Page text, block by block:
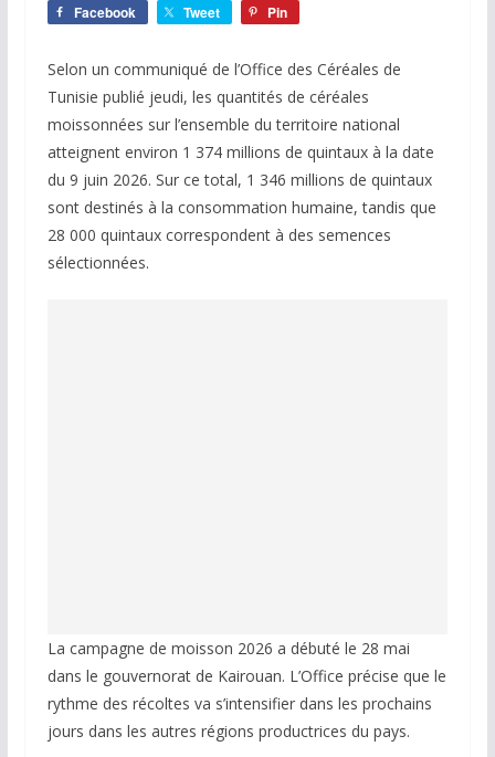
Facebook Tweet Pin
Selon un communiqué de l’Office des Céréales de
Tunisie publié jeudi, les quantités de céréales
moissonnées sur l’ensemble du territoire national
atteignent environ 1 374 millions de quintaux à la date
du 9 juin 2026. Sur ce total, 1 346 millions de quintaux
sont destinés à la consommation humaine, tandis que
28 000 quintaux correspondent à des semences
sélectionnées.
La campagne de moisson 2026 a débuté le 28 mai
dans le gouvernorat de Kairouan. L’Office précise que le
rythme des récoltes va s’intensifier dans les prochains
jours dans les autres régions productrices du pays.